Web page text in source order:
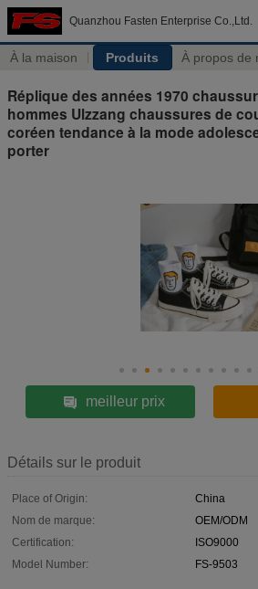
Quanzhou Fasten Enterprise Co.,Ltd.
À la maison Produits À propos de
Réplique des années 1970
hommes Ulzzang chaussures de
coréen tendance à la mode
porter
meilleur prix
Détails sur le produit
Place of Origin:
China
Nom de marque:
OEM/ODM
Certification:
ISO9000
Model Number:
FS-9503